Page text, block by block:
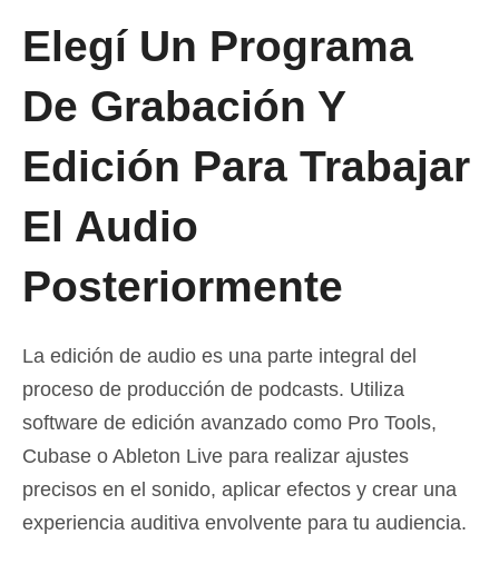
Elegí Un Programa
De Grabación Y
Edición Para Trabajar
El Audio
Posteriormente
La edición de audio es una parte integral del
proceso de producción de podcasts. Utiliza
software de edición avanzado como Pro Tools,
Cubase o Ableton Live para realizar ajustes
precisos en el sonido, aplicar efectos y crear una
experiencia auditiva envolvente para tu audiencia.